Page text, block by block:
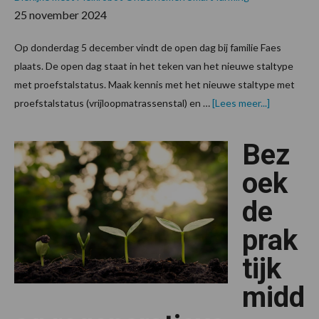
25 november 2024
Op donderdag 5 december vindt de open dag bij familie Faes
plaats. De open dag staat in het teken van het nieuwe staltype
met proefstalstatus. Maak kennis met het nieuwe staltype met
proefstalstatus (vrijloopmatrassenstal) en …[Lees meer...]
van
familie
Faes
Bez
oek
de
prak
tijk
midd